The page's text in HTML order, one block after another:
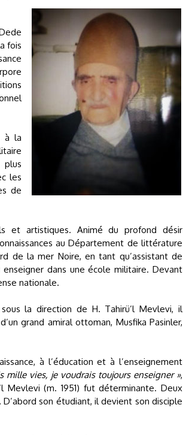
fois
à la
plus
les
de
et artistiques. Animé du profond désir
au Département de littérature
de la mer Noire, en tant qu’assistant de
dans une école militaire. Devant
nationale.
la direction de H. Tahirü’l Mevlevi, il
grand amiral ottoman, Musfika Pasinler,
à l’éducation et à l’enseignement
mille vies, je voudrais toujours enseigner »,
Mevlevi (m. 1951) fut déterminante. Deux
son étudiant, il devient son disciple